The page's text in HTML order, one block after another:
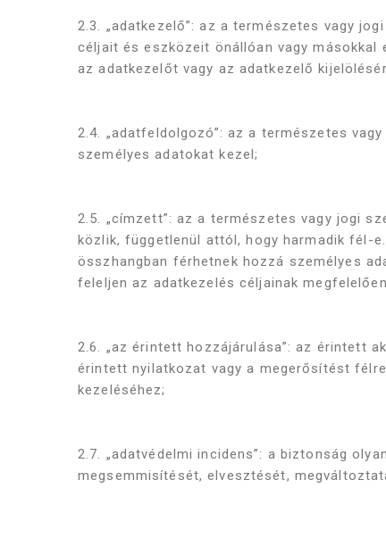
2.3. „adatkezelő”: az a természetes vagy
céljait és eszközeit önállóan vagy
az adatkezelőt vagy az adatkezelő
2.4. „adatfeldolgozó”: az a természetes
személyes adatokat kezel;
2.5. „címzett”: az a természetes vagy jogi
közlik, függetlenül attól, hogy harmadik fél-
összhangban férhetnek hozzá személyes
feleljen az adatkezelés céljainak
2.6. „az érintett hozzájárulása”: az érintett
érintett nyilatkozat vagy a megerősítést
kezeléséhez;
2.7. „adatvédelmi incidens”: a biztonság
megsemmisítését, elvesztését,